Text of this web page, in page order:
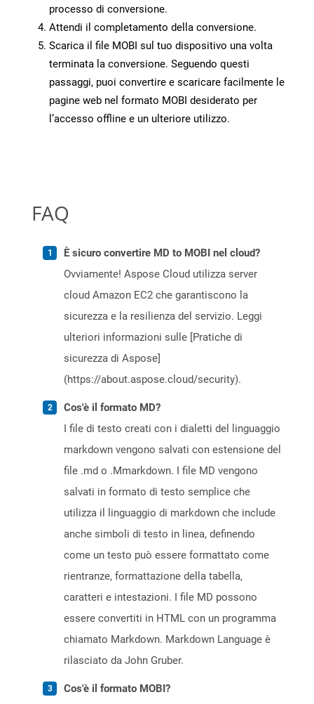
processo di conversione.
Attendi il completamento della conversione.
Scarica il file MOBI sul tuo dispositivo una volta
terminata la conversione. Seguendo questi
passaggi, puoi convertire e scaricare facilmente le
pagine web nel formato MOBI desiderato per
l’accesso offline e un ulteriore utilizzo.
FAQ
È sicuro convertire MD to MOBI nel cloud?
Ovviamente! Aspose Cloud utilizza server
cloud Amazon EC2 che garantiscono la
sicurezza e la resilienza del servizio. Leggi
ulteriori informazioni sulle [Pratiche di
sicurezza di Aspose]
(https://about.aspose.cloud/security).
Cos'è il formato MD?
I file di testo creati con i dialetti del linguaggio
markdown vengono salvati con estensione del
file .md o .Mmarkdown. I file MD vengono
salvati in formato di testo semplice che
utilizza il linguaggio di markdown che include
anche simboli di testo in linea, definendo
come un testo può essere formattato come
rientranze, formattazione della tabella,
caratteri e intestazioni. I file MD possono
essere convertiti in HTML con un programma
chiamato Markdown. Markdown Language è
rilasciato da John Gruber.
Cos'è il formato MOBI?